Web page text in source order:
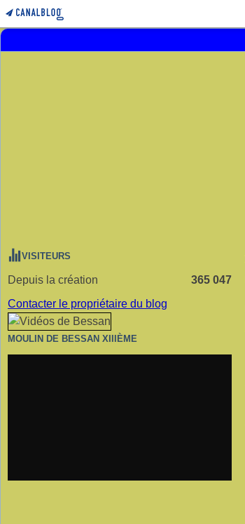
VISITEURS
Depuis la création
365 047
Contacter le propriétaire du blog
MOULIN DE BESSAN XIIIÈME